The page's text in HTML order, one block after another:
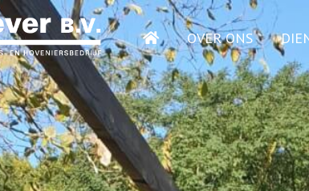
OVER ONS